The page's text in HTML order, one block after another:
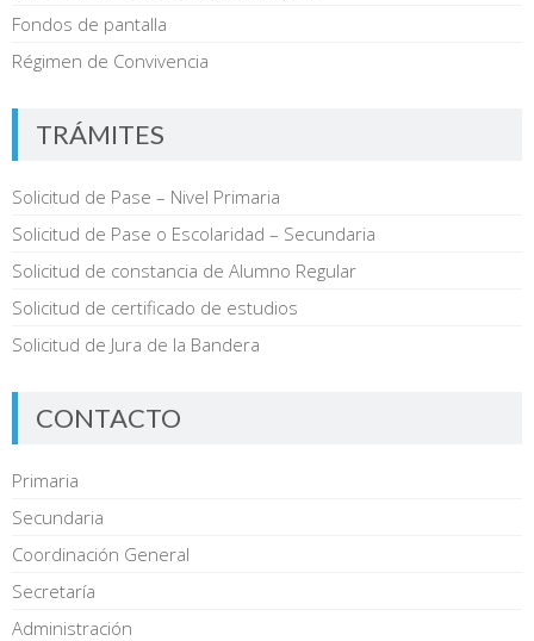
Fondos de pantalla
Régimen de Convivencia
TRÁMITES
Solicitud de Pase – Nivel Primaria
Solicitud de Pase o Escolaridad – Secundaria
Solicitud de constancia de Alumno Regular
Solicitud de certificado de estudios
Solicitud de Jura de la Bandera
CONTACTO
Primaria
Secundaria
Coordinación General
Secretaría
Administración